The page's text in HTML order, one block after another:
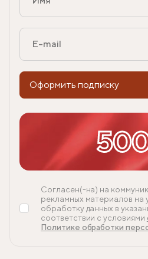
Оформить подписку
Согласен(-на) на
рекламных материалов на
обработку данных в
соответствии с условиями
Политике обработки